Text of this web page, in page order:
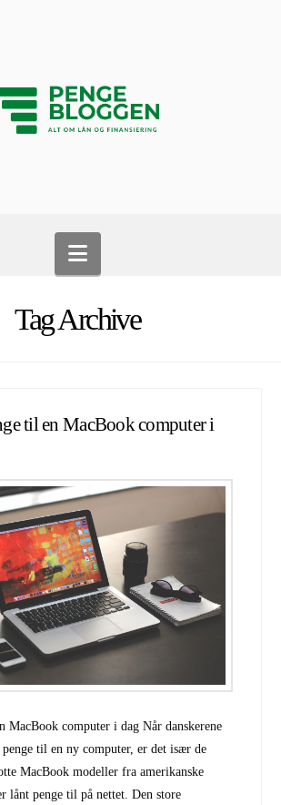
Navigation
Tag Archive
til en MacBook computer i
MacBook computer i dag Når danskerene
til en ny computer, er det især de
MacBook modeller fra amerikanske
lånt penge til på nettet. Den store